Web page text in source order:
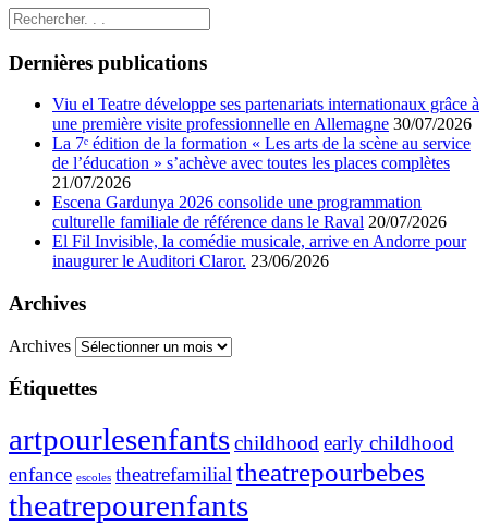
Dernières publications
Viu el Teatre développe ses partenariats internationaux grâce à
une première visite professionnelle en Allemagne 30/07/2026
La 7ᵉ édition de la formation « Les arts de la scène au service
de l’éducation » s’achève avec toutes les places complètes
21/07/2026
Escena Gardunya 2026 consolide une programmation
culturelle familiale de référence dans le Raval 20/07/2026
El Fil Invisible, la comédie musicale, arrive en Andorre pour
inaugurer le Auditori Claror. 23/06/2026
Archives
Archives
Étiquettes
artpourlesenfantschildhood early childhood
enfance escoles theatrefamilial theatrepourbebes
theatrepourenfants